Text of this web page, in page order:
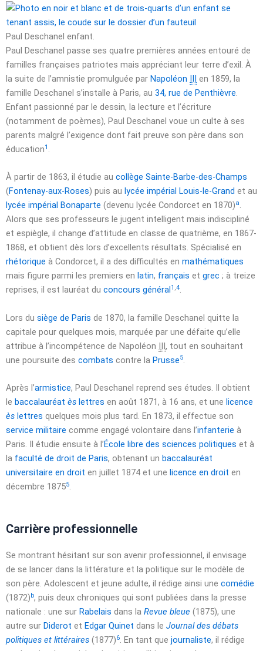
Paul Deschanel enfant.
Paul Deschanel passe ses quatre premières années entouré de
familles françaises patriotes mais appréciant leur terre d’exil. À
la suite de l’amnistie promulguée par Napoléon III en 1859, la
famille Deschanel s’installe à Paris, au 34, rue de Penthièvre.
Enfant passionné par le dessin, la lecture et l’écriture
(notamment de poèmes), Paul Deschanel voue un culte à ses
parents malgré l’exigence dont fait preuve son père dans son
éducation1 .
À partir de 1863, il étudie au collège Sainte-Barbe-des-Champs
(Fontenay-aux-Roses) puis au lycée impérial Louis-le-Grand et au
lycée impérial Bonaparte (devenu lycée Condorcet en 1870)a.
Alors que ses professeurs le jugent intelligent mais indiscipliné
et espiègle, il change d’attitude en classe de quatrième, en 1867-
1868, et obtient dès lors d’excellents résultats. Spécialisé en
rhétorique à Condorcet, il a des difficultés en mathématiques
mais figure parmi les premiers en latin, français et grec ; à treize
reprises, il est lauréat du concours général 1 ,4.
Lors du siège de Paris de 1870, la famille Deschanel quitte la
capitale pour quelques mois, marquée par une défaite qu’elle
attribue à l’incompétence de Napoléon III, tout en souhaitant
une poursuite des combats contre la Prusse5.
Après l’armistice, Paul Deschanel reprend ses études. Il obtient
le baccalauréat ès lettres en août 1871, à 16 ans, et une licence
ès lettres quelques mois plus tard. En 1873, il effectue son
service militaire comme engagé volontaire dans l’infanterie à
Paris. Il étudie ensuite à l’École libre des sciences politiques et à
la faculté de droit de Paris, obtenant un baccalauréat
universitaire en droit en juillet 1874 et une licence en droit en
décembre 18755.
Carrière professionnelle
Se montrant hésitant sur son avenir professionnel, il envisage
de se lancer dans la littérature et la politique sur le modèle de
son père. Adolescent et jeune adulte, il rédige ainsi une comédie
(1872)b, puis deux chroniques qui sont publiées dans la presse
nationale : une sur Rabelais dans la Revue bleue (1875), une
autre sur Diderot et Edgar Quinet dans le Journal des débats
politiques et littéraires (1877)6. En tant que journaliste, il rédige